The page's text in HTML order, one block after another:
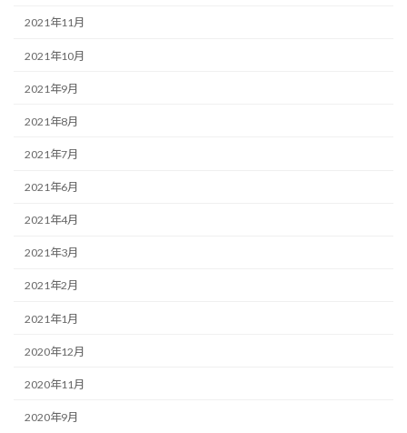
2021年11月
2021年10月
2021年9月
2021年8月
2021年7月
2021年6月
2021年4月
2021年3月
2021年2月
2021年1月
2020年12月
2020年11月
2020年9月